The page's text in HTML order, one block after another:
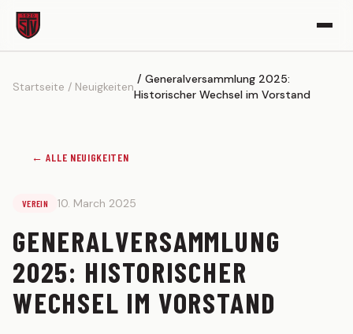
VEREIN
Kickerle-Archiv
1. MANNSCHAFT
Spielplan
Tabelle
Startseite Neuigkeiten
Generalversammlung 2025:
Historischer Wechsel im Vorstand
← ALLE NEUIGKEITEN
VEREIN 10. March 2025
GENERALVERSAMMLUNG
2025: HISTORISCHER
WECHSEL IM VORSTAND